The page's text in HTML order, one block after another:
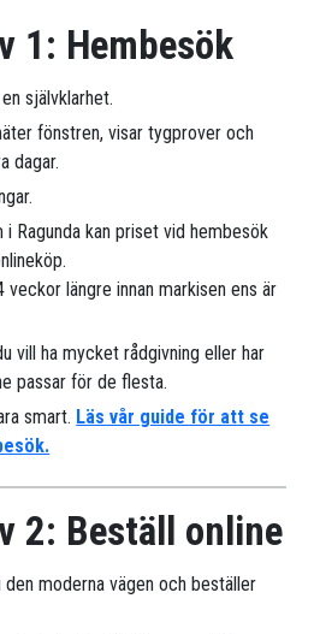
1: Hembesök
självklarhet.
fönstren, visar tygprover och
dagar.
Ragunda kan priset vid hembesök
längre innan markisen ens är
vill ha mycket rådgivning eller har
passar för de flesta.
smart. Läs vår guide för att se
2: Beställ online
moderna vägen och beställer